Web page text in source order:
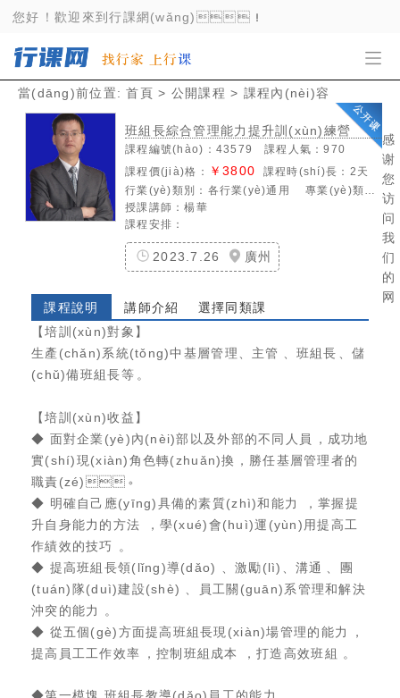
91国产精品_91视频一区_久久久久丝袜_久热
您好！歡迎來到行課網(wǎng)！
當(dāng)前位置:首頁 > 公開課程 > 課程內(nèi)容
班組長綜合管理能力提升訓(xùn)練營
課程編號(hào)：43579 課程人氣：970
課程價(jià)格：
￥3800 課程時(shí)長：2天
行業(yè)類別： 各行業(yè)通用 專業(yè)類別：
授課講師：楊華
課程安排：
2023.7.26 廣州
課程說明 講師介紹
選擇同類課
【培訓(xùn)對象】
生產(chǎn)系統(tǒng)中基層管理、主管、班組長、儲
(chǔ)備班組長等。
【培訓(xùn)收益】
◆ 面對企業(yè)內(nèi)部以及外部的不同人員，成功地
實(shí)現(xiàn)角色轉(zhuǎn)換，勝任基層管理者的
職責(zé)。
◆ 明確自己應(yīng)具備的素質(zhì)和能力，掌握提
升自身能力的方法，學(xué)會(huì)運(yùn)用提高工
作績效的技巧。
◆ 提高班組長領(lǐng)導(dǎo)、激勵(lì)、溝通、團
(tuán)隊(duì)建設(shè)、員工關(guān)系管理和解決
沖突的能力。
◆ 從五個(gè)方面提高班組長現(xiàn)場管理的能力，
提高員工工作效率，控制班組成本，打造高效班組。
感
谢
您
访
问
我
们
的
网